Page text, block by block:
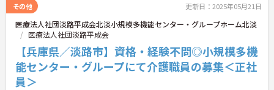
その他 更新日：2025年05月21日
医療法人社団淡路平成会北淡小規模多機能センター・グループホーム北淡
医療法人社団淡路平成会
【兵庫県／淡路市】資格・経験不問◎小規模多機
能センター・グループにて介護職員の募集＜正社
員＞